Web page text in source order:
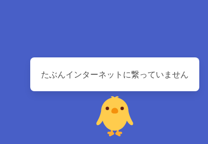
たぶんインターネットに繋っていません